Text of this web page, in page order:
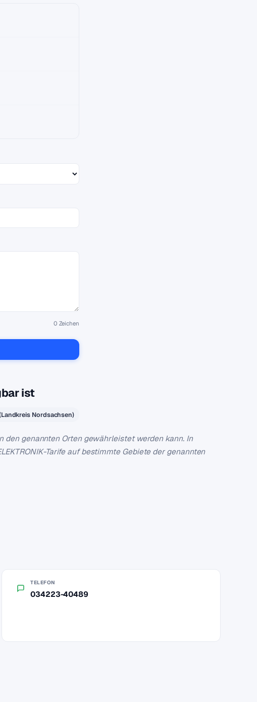
0 Zeichen
ist
Nordsachsen)
genannten Orten gewährleistet werden kann. In
Tarife auf bestimmte Gebiete der genannten
TELEFON
034223-40489